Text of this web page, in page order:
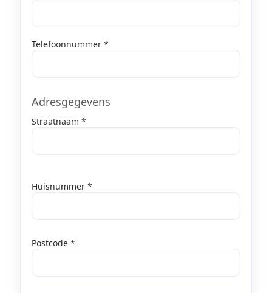
Telefoonnummer *
Adresgegevens
Straatnaam *
Huisnummer *
Postcode *